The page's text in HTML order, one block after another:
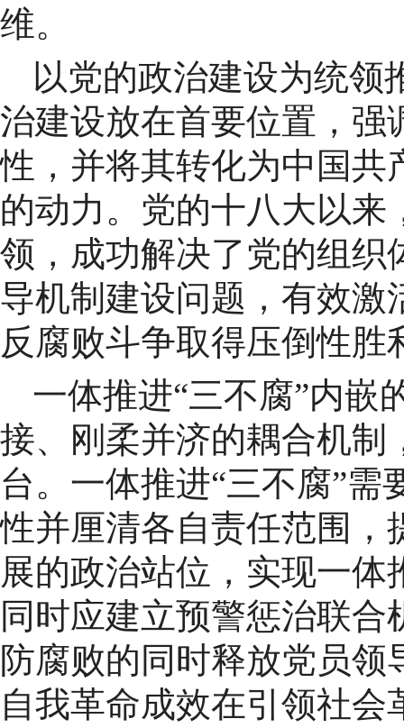
维。
以党的政治建设为统领
治建设放在首要位置，强
性，并将其转化为中国共
的动力。党的十八大以
领，成功解决了党的组织
导机制建设问题，有效激
反腐败斗争取得压倒性胜
一体推进“三不腐”内嵌
接、刚柔并济的耦合机制
台。一体推进“三不腐”
性并厘清各自责任范围，
展的政治站位，实现一体
同时应建立预警惩治联
防腐败的同时释放党员
自我革命成效在引领社